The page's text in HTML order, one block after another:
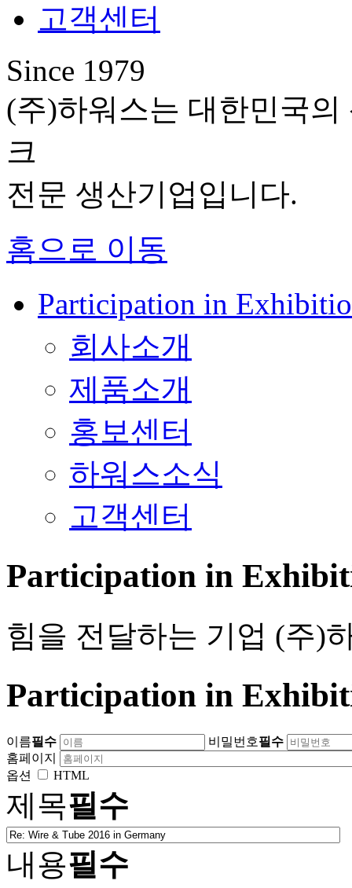
고객센터
Since 1979
(주)하워스는 대한민국
크
전문 생산기업입니다.
홈으로 이동
Participation in
회사소개
제품소개
홍보센터
하워스소식
고객센터
Participation in
힘을 전달하는 기업 (주)
Participation in
이름필수 비밀번호필수
홈페이지
옵션
HTML
제목필수
내용필수